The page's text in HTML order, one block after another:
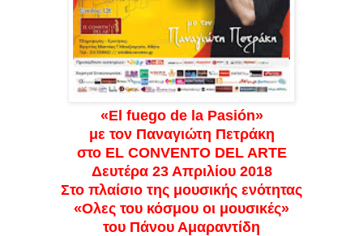
«El fuego de la Pasión»
με τον Παναγιώτη Πετράκη
στο EL CONVENTO DEL ARTE
Δευτέρα 23 Απριλίου 2018
Στο πλαίσιο της μουσικής ενότητας
«Ολες του κόσμου οι μουσικές»
του Πάνου Αμαραντίδη